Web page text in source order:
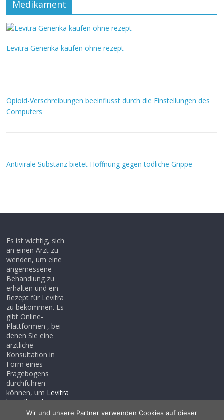
Medikament
Levitra Generika kaufen ohne rezept
Opioid-Verschreibungen beeinflusst durch die Einstellungen des
Computers
Antivirale Substanz bietet Hoffnung gegen tödliche Grippe
Es ist wichtig, sich
an einen Arzt zu
wenden, um eine
angemessene
Behandlung zu
erhalten und ein
Rezept für Levitra
zu bekommen. Es
gibt Online-
Plattformen , bei
denen Sie eine
ärztliche
Konsultation in
Form eines
Fragebogens
durchführen
können, um Levitra
bestellen ohne
rezept, auch wenn
Wir und unsere Partner verwenden Cookies auf dieser